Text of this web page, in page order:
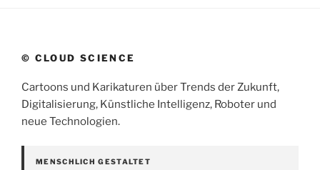
© CLOUD SCIENCE
Cartoons und Karikaturen über Trends der Zukunft,
Digitalisierung, Künstliche Intelligenz, Roboter und
neue Technologien.
MENSCHLICH GESTALTET